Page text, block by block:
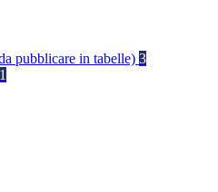
pubblicare in tabelle) 3
1